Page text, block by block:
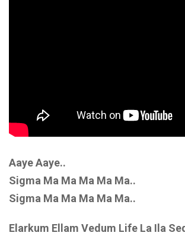
Aaye Aaye..
Sigma Ma Ma Ma Ma Ma..
Sigma Ma Ma Ma Ma Ma..
Elarkum Ellam Vedum Life La Ila